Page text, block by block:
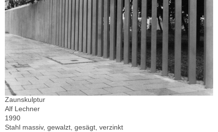
Zaunskulptur
Alf Lechner
1990
Stahl massiv, gewalzt, gesägt, verzinkt